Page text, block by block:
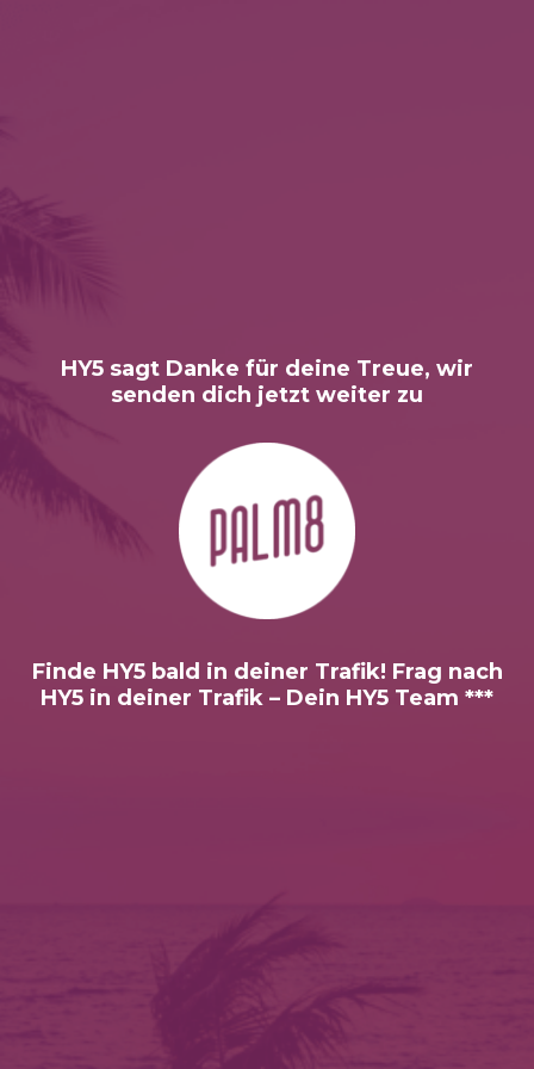
HY5 sagt Danke für deine Treue, wir
senden dich jetzt weiter zu
Finde HY5 bald in deiner Trafik! Frag nach
HY5 in deiner Trafik – Dein HY5 Team ***